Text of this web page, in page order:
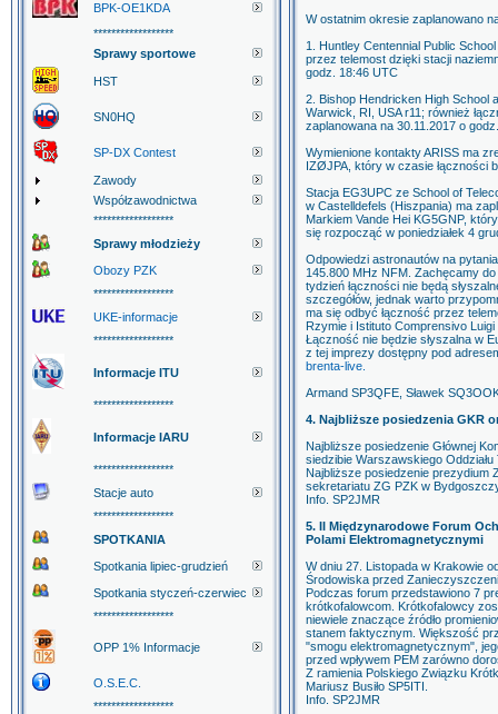
BPK-OE1KDA
******************
Sprawy sportowe
HST
SN0HQ
SP-DX Contest
Zawody
Współzawodnictwa
******************
Sprawy młodzieży
Obozy PZK
******************
UKE-informacje
******************
Informacje ITU
******************
Informacje IARU
******************
Stacje auto
******************
SPOTKANIA
Spotkania lipiec-grudzień
Spotkania styczeń-czerwiec
******************
OPP 1% Informacje
O.S.E.C.
******************
W ostatnim okresie zaplanowano
1. Huntley Centennial Public
przez telemost dzięki stacji
godz. 18:46 UTC
2. Bishop Hendricken High School
Warwick, RI, USA r11; również
zaplanowana na 30.11.2017 o
Wymienione kontakty ARISS ma
IZØJPA, który w czasie łączności
Stacja EG3UPC ze School of
w Castelldefels (Hiszpania) ma
Markiem Vande Hei KG5GNP,
się rozpocząć w poniedziałek 4
Odpowiedzi astronautów na
145.800 MHz NFM. Zachęcamy
tydzień łączności nie będą
szczegółów, jednak warto
ma się odbyć łączność przez
Rzymie i Istituto Comprensivo
Łączność nie będzie słyszalna w
z tej imprezy dostępny pod
brenta-live.
Armand SP3QFE, Sławek
4. Najbliższe posiedzenia GKR
Najbliższe posiedzenie Głównej
siedzibie Warszawskiego
Najbliższe posiedzenie prezydium
sekretariatu ZG PZK w
Info. SP2JMR
5. II Międzynarodowe Forum
Polami Elektromagnetycznymi
W dniu 27. Listopada w Krakowie
Środowiska przed
Podczas forum przedstawiono 7
krótkofalowcom. Krótkofalowcy
niewiele znaczące źródło
stanem faktycznym. Większość
"smogu elektromagnetycznym",
przed wpływem PEM zarówno
Z ramienia Polskiego Związku
Mariusz Busiło SP5ITI.
Info. SP2JMR